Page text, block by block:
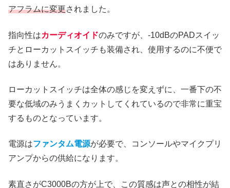
アフラムに変更されました。
指向性はカーディオイドのみですが、-10dBのPADスイッ
チとローカットスイッチも装備され、使用するのに不便で
はありません。
ローカットスイッチは全体の感じを変えずに、一番下の不
要な低域のみうまくカットしてくれているので非常に重宝
するものとなっています。
電源はファンタム電源が必要で、コンソールやマイクプリ
アンプからの供給になります。
素直さがC3000Bの方が上で、この質感は声との相性が結